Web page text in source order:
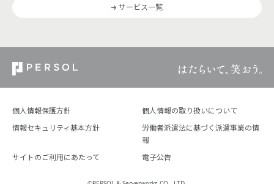
サービス一覧
個人情報保護方針
個人情報の取り扱いについて
情報セキュリティ基本方針
労働者派遣法に基づく派遣事業の情
報
サイトのご利用にあたって
電子公告